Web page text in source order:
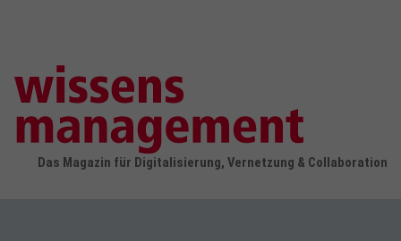
Das Magazin für Digitalisierung, Vernetzung & Collaboration